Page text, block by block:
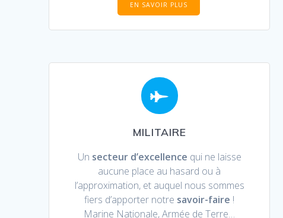
EN SAVOIR PLUS
MILITAIRE
Un secteur d’excellence qui ne laisse
aucune place au hasard ou à
l’approximation, et auquel nous sommes
fiers d’apporter notre savoir-faire !
Marine Nationale, Armée de Terre…